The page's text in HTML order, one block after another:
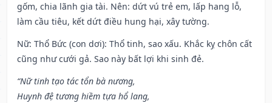
gốm, chia lãnh gia tài. Nên: dứt vú trẻ em, lấp hang lỗ,
làm cầu tiêu, kết dứt điều hung hại, xây tường.
Nữ: Thổ Bức (con dơi): Thổ tinh, sao xấu. Khắc kỵ chôn cất
cũng như cưới gả. Sao này bất lợi khi sinh đẻ.
“Nữ tinh tạo tác tổn bà nương,
Huynh đệ tương hiềm tựa hổ lang,